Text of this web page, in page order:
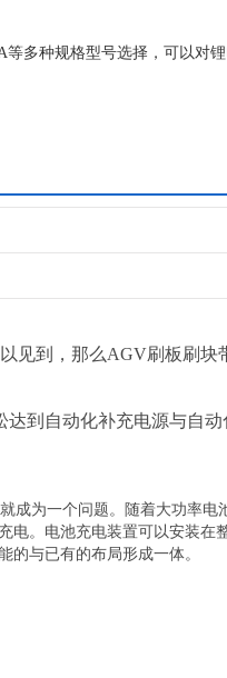
等多种规格型号选择，可以对
见到，那么AGV刷板刷块
到自动化补充电源与自动
成为一个问题。随着大功率电
电。电池充电装置可以安装在
与已有的布局形成一体。